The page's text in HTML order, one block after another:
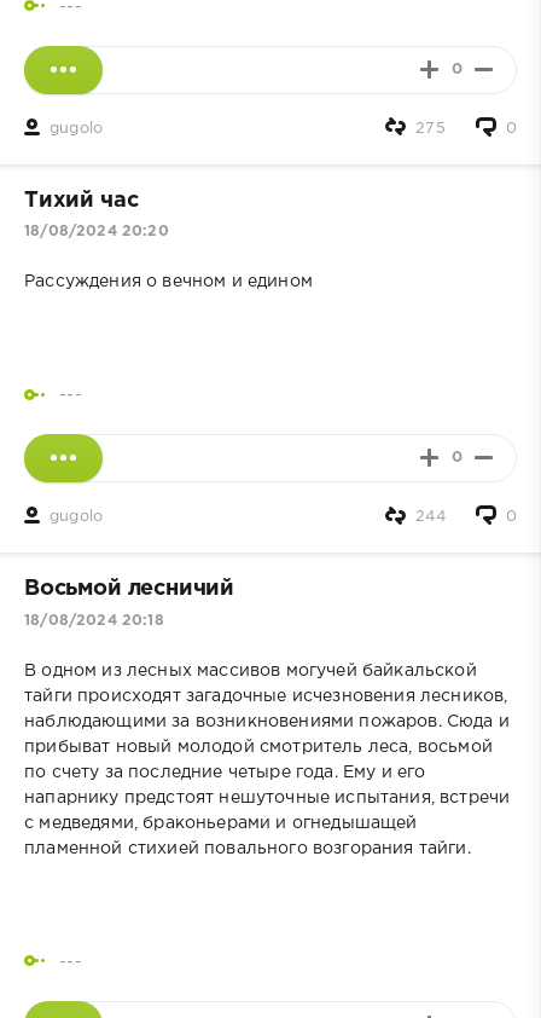
---
0
gugolo 0
275
Тихий час
18/08/2024 20:20
Рассуждения о вечном и едином
---
0
gugolo 0
244
Восьмой лесничий
18/08/2024 20:18
В одном из лесных массивов могучей байкальской
тайги происходят загадочные исчезновения лесников,
наблюдающими за возникновениями пожаров. Сюда и
прибыват новый молодой смотритель леса, восьмой
по счету за последние четыре года. Ему и его
напарнику предстоят нешуточные испытания, встречи
с медведями, браконьерами и огнедышащей
пламенной стихией повального возгорания тайги.
---